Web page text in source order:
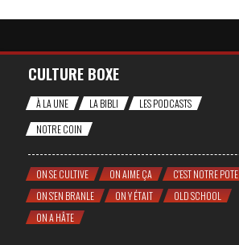
CULTURE BOXE
À LA UNE LA BIBLI
LES PODCASTS
NOTRE COIN
ON SE CULTIVE ON AIME ÇA
C'EST NOTRE POTE
ON S'EN BRANLE
ON Y ÉTAIT
OLD SCHOOL
ON A HÂTE